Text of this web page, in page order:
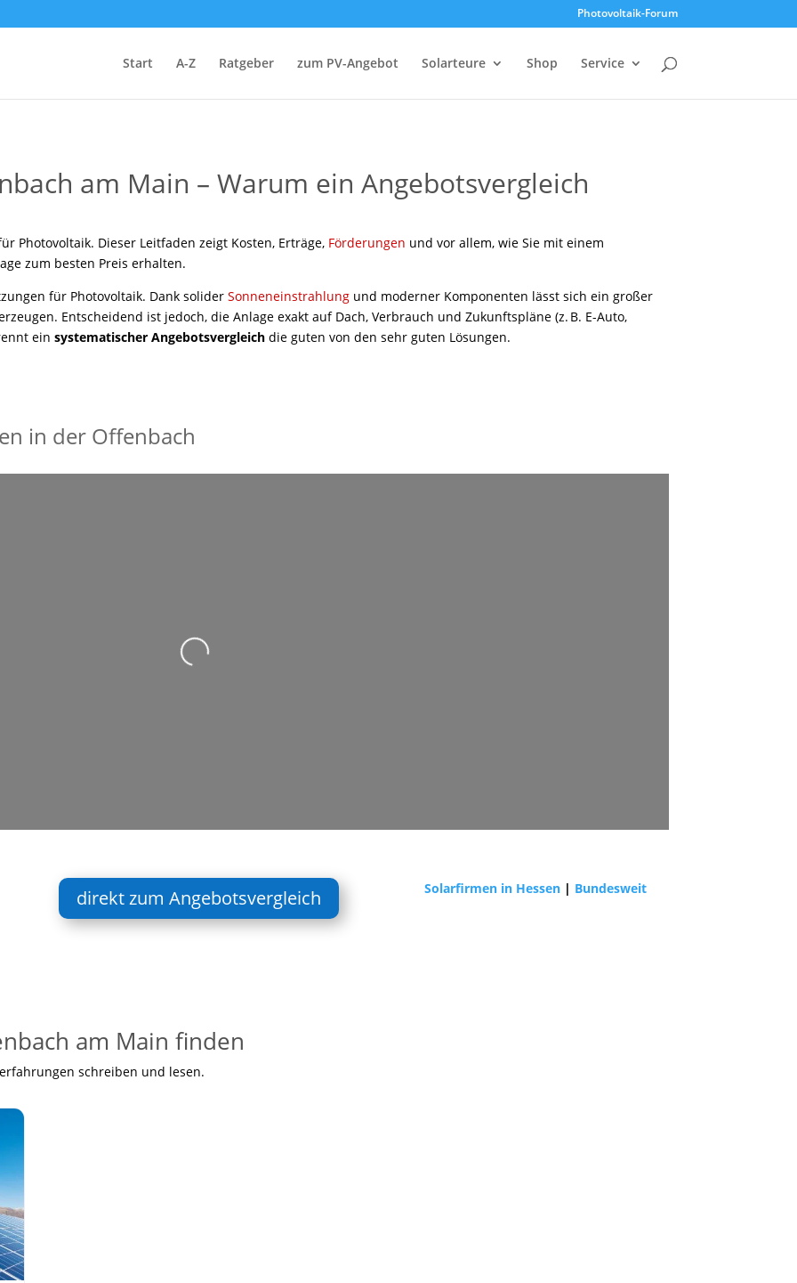
Photovoltaik-Forum
Start A-Z Ratgeber zum PV-Angebot Solarteure Shop Service
am Main – Warum ein Angebotsvergleich
Photovoltaik. Dieser Leitfaden zeigt Kosten, Erträge, Förderungen und vor allem, wie Sie mit einem
zum besten Preis erhalten.
für Photovoltaik. Dank soliderSonneneinstrahlung und moderner Komponenten lässt sich ein großer
Entscheidend ist jedoch, die Anlage exakt auf Dach, Verbrauch und Zukunftspläne (z. B. E-Auto,
einsystematischer Angebotsvergleich die guten von den sehr guten Lösungen.
in der Offenbach
Wird geladen …
direkt zum Angebotsvergleich Solarfirmen in Hessen | Bundesweit
am Main finden
schreiben und lesen.